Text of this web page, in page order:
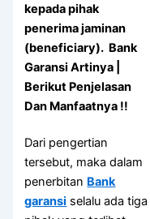
kepada pihak
penerima jaminan
(beneficiary). Bank
Garansi Artinya |
Berikut Penjelasan
Dan Manfaatnya !!
Dari pengertian
tersebut, maka dalam
penerbitan Bank
garansi selalu ada tiga